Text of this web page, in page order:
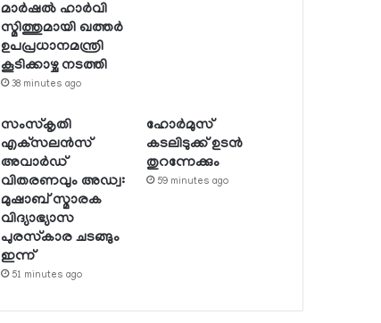
മാര്‍ഷല്‍ ഹാര്‍വി
സ്മിത്തുമായി ഖത്തര്‍
ഉപപ്രധാനമന്ത്രി
കൂടിക്കാഴ്ച നടത്തി
38 minutes ago
സംസ്‌കൃതി
എക്‌സലന്‍സ്
അവാര്‍ഡ്
വിതരണവും അഡ്വ:
മുഷാബ് സ്മാരക
വിദ്യാഭ്യാസ
പുരസ്‌കാര ചടങ്ങും
ഇന്ന്
51 minutes ago
ഹോര്‍മുസ്
കടലിടുക്ക് ഉടന്‍
തുറന്നേക്കും
59 minutes ago